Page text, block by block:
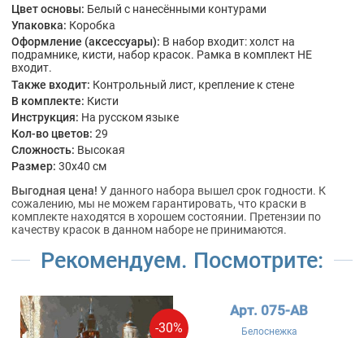
Цвет основы: Белый с нанесёнными контурами
Упаковка: Коробка
Оформление (аксессуары): В набор входит: холст на
подрамнике, кисти, набор красок. Рамка в комплект НЕ
входит.
Также входит: Контрольный лист, крепление к стене
В комплекте: Кисти
Инструкция: На русском языке
Кол-во цветов: 29
Сложность: Высокая
Размер: 30x40 см
Выгодная цена! У данного набора вышел срок годности. К
сожалению, мы не можем гарантировать, что краски в
комплекте находятся в хорошем состоянии. Претензии по
качеству красок в данном наборе не принимаются.
Рекомендуем. Посмотрите:
-30%
Арт. 075-AB
Белоснежка